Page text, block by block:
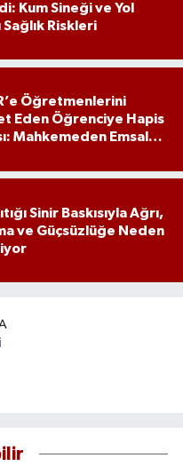
Kum Sineği ve Yol
Sağlık Riskleri
Öğretmenlerini
Eden Öğrenciye Hapis
Mahkemeden Emsal
Sinir Baskısıyla Ağrı,
ve Güçsüzlüğe Neden